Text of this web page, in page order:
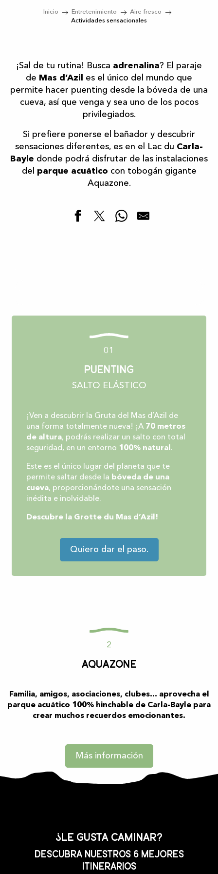
Inicio Entretenimiento
Aire fresco
Actividades sensacionales
¡Sal de tu rutina! Busca adrenalina? El paraje
de Mas d’Azil
es el único del mundo que
permite hacer puenting desde la bóveda de una
cueva, así que venga y sea uno de los pocos
privilegiados.
Si prefiere ponerse el bañador y descubrir
sensaciones diferentes, es en el Lac du Carla-
Bayle donde podrá disfrutar de las instalaciones
del parque acuático con tobogán gigante
Aquazone.
01
Puenting
SALTO ELÁSTICO
¡Ven a descubrir la Gruta del Mas d’Azil de
una forma totalmente nueva! ¡A 70 metros
de altura, podrás realizar un salto con total
seguridad, en un entorno 100% natural .
Este es el único lugar del planeta que te
permite saltar desde la bóveda de una
cueva, proporcionándote una sensación
inédita e inolvidable.
Descubre la Grotte du Mas d’Azil !
Quiero dar el paso.
2
Aquazone
Familia, amigos, asociaciones, clubes… aprovecha el
parque acuático 100% hinchable de Carla-Bayle para
crear muchos recuerdos emocionantes.
Más información
¿Le gusta caminar?
Descubra nuestros 6 mejores
itinerarios